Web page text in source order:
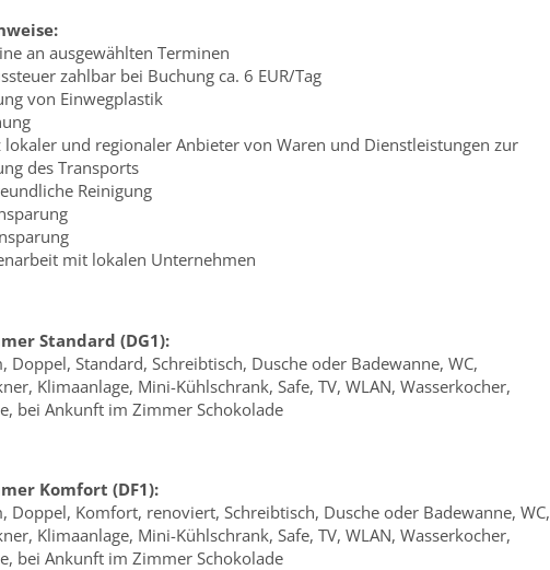
an ausgewählten Terminen
zahlbar bei Buchung ca. 6 EUR/Tag
von Einwegplastik
lokaler und regionaler Anbieter von Waren und Dienstleistungen zur
des Transports
Reinigung
mit lokalen Unternehmen
Standard (DG1):
Doppel, Standard, Schreibtisch, Dusche oder Badewanne, WC,
Klimaanlage, Mini-Kühlschrank, Safe, TV, WLAN, Wasserkocher,
bei Ankunft im Zimmer Schokolade
Komfort (DF1):
Doppel, Komfort, renoviert, Schreibtisch, Dusche oder Badewanne, WC,
Klimaanlage, Mini-Kühlschrank, Safe, TV, WLAN, Wasserkocher,
bei Ankunft im Zimmer Schokolade